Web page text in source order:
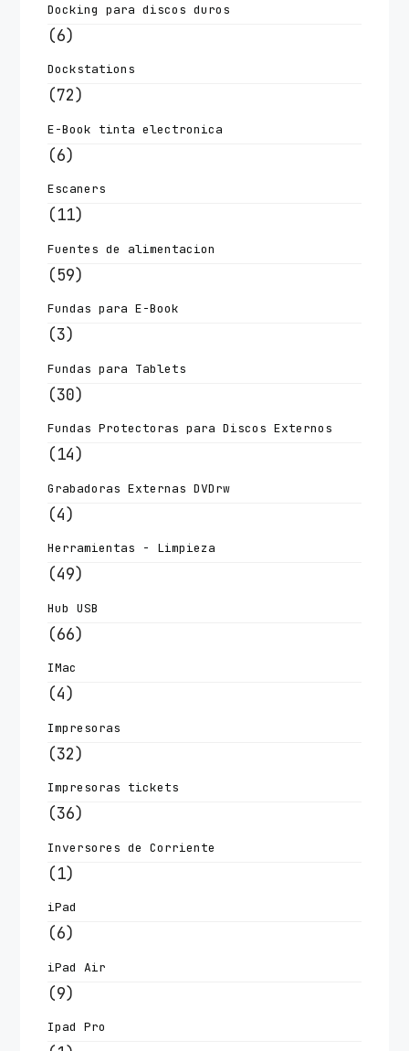
Docking para discos duros
(6)
Dockstations
(72)
E-Book tinta electronica
(6)
Escaners
(11)
Fuentes de alimentacion
(59)
Fundas para E-Book
(3)
Fundas para Tablets
(30)
Fundas Protectoras para Discos Externos
(14)
Grabadoras Externas DVDrw
(4)
Herramientas - Limpieza
(49)
Hub USB
(66)
IMac
(4)
Impresoras
(32)
Impresoras tickets
(36)
Inversores de Corriente
(1)
iPad
(6)
iPad Air
(9)
Ipad Pro